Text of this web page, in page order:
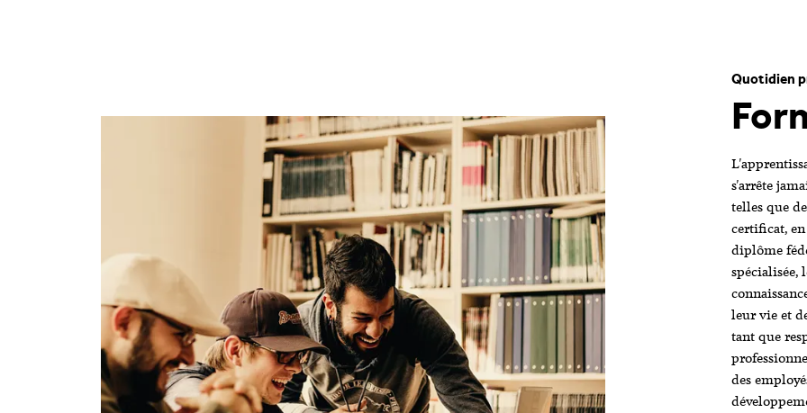
Quotidien
s'arrête
telles que
certificat,
diplôme
spécialisée,
leur vie et
tant que
des